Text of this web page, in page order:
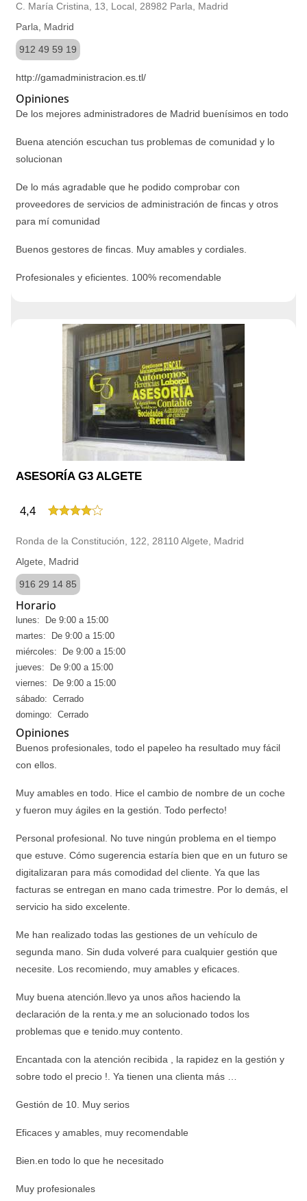
C. María Cristina, 13, Local, 28982 Parla, Madrid
Parla, Madrid
912 49 59 19
http://gamadministracion.es.tl/
Opiniones
De los mejores administradores de Madrid buenísimos en todo
Buena atención escuchan tus problemas de comunidad y lo
solucionan
De lo más agradable que he podido comprobar con
proveedores de servicios de administración de fincas y otros
para mí comunidad
Buenos gestores de fincas. Muy amables y cordiales.
Profesionales y eficientes. 100% recomendable
ASESORÍA G3 ALGETE
4,4
Ronda de la Constitución, 122, 28110 Algete, Madrid
Algete, Madrid
916 29 14 85
Horario
lunes: De 9:00 a 15:00
martes: De 9:00 a 15:00
miércoles: De 9:00 a 15:00
jueves: De 9:00 a 15:00
viernes: De 9:00 a 15:00
sábado: Cerrado
domingo: Cerrado
Opiniones
Buenos profesionales, todo el papeleo ha resultado muy fácil
con ellos.
Muy amables en todo. Hice el cambio de nombre de un coche
y fueron muy ágiles en la gestión. Todo perfecto!
Personal profesional. No tuve ningún problema en el tiempo
que estuve. Cómo sugerencia estaría bien que en un futuro se
digitalizaran para más comodidad del cliente. Ya que las
facturas se entregan en mano cada trimestre. Por lo demás, el
servicio ha sido excelente.
Me han realizado todas las gestiones de un vehículo de
segunda mano. Sin duda volveré para cualquier gestión que
necesite. Los recomiendo, muy amables y eficaces.
Muy buena atención.llevo ya unos años haciendo la
declaración de la renta.y me an solucionado todos los
problemas que e tenido.muy contento.
Encantada con la atención recibida , la rapidez en la gestión y
sobre todo el precio !. Ya tienen una clienta más …
Gestión de 10. Muy serios
Eficaces y amables, muy recomendable
Bien.en todo lo que he necesitado
Muy profesionales